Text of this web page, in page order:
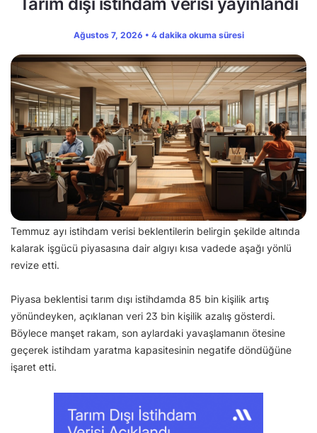
Ağustos 7, 2026 • 4 dakika okuma süresi
Temmuz ayı istihdam verisi beklentilerin belirgin şekilde altında
kalarak işgücü piyasasına dair algıyı kısa vadede aşağı yönlü
revize etti.
Piyasa beklentisi tarım dışı istihdamda 85 bin kişilik artış
yönündeyken, açıklanan veri 23 bin kişilik azalış gösterdi.
Böylece manşet rakam, son aylardaki yavaşlamanın ötesine
geçerek istihdam yaratma kapasitesinin negatife döndüğüne
işaret etti.